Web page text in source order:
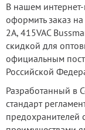
В нашем
оформить заказ
2А, 415VAC
скидкой для
официальным
Российской
Разработанный в
стандарт
предохранителей